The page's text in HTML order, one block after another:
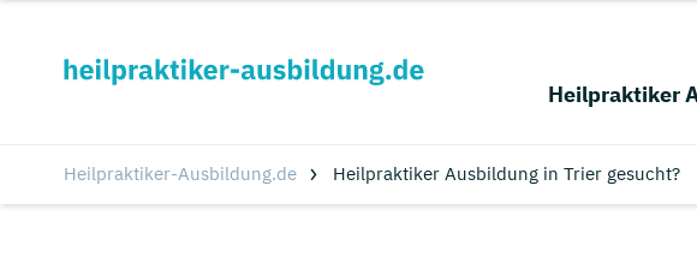
Heilpraktiker
Heilpraktiker-Ausbildung.de Heilpraktiker Ausbildung in Trier gesucht?